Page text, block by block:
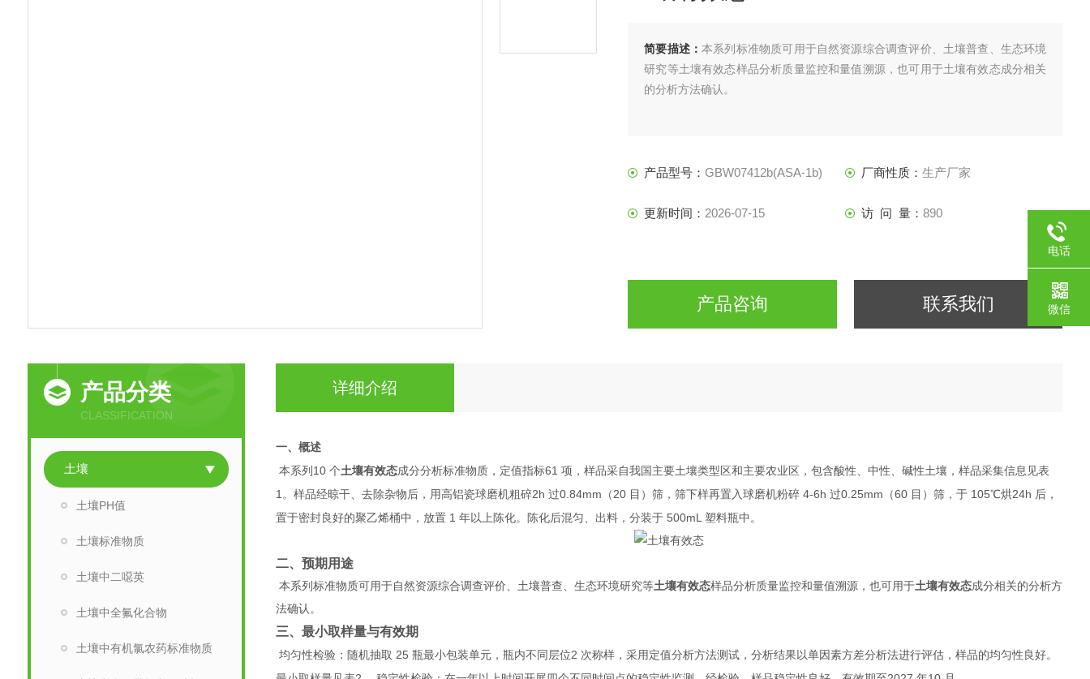
简要描述：本系列标准物质可用于自然资源综合调查评价、土壤普查、生态环境
研究等土壤有效态样品分析质量监控和量值溯源，也可用于土壤有效态成分相关
的分析方法确认。
产品型号：GBW07412b(ASA-1b) 厂商性质：生产厂家
更新时间： 2026-07-15 访 问 量：890
产品咨询 联系我们
产品分类
CLASSIFICATION
土壤
土壤PH值
土壤标准物质
土壤中二噁英
土壤中全氟化合物
土壤中有机氯农药标准物质
详细介绍
一、概述
本系列 10个土壤有效态成分分析标准物质，定值指标61项，样品采自我国主要土壤类型区和主要农业区，包含酸性、中性、碱性土壤，样品采集信息见表
1 。样品经晾干、去除杂物后，用高铝瓷球磨机粗碎2h过0.84mm （20 目）筛，筛下样再置入球磨机粉碎4-6h过0.25mm （60 目）筛，于 105℃烘24h 后，
置于密封良好的聚乙烯桶中，放置 1年以上陈化。陈化后混匀、出料，分装于500mL 塑料瓶中。
二、预期用途
本系列标准物质可用于自然资源综合调查评价、土壤普查、生态环境研究等土壤有效态样品分析质量监控和量值溯源，也可用于土壤有效态成分相关的分析方
法确认。
三、最小取样量与有效期
均匀性检验：随机抽取25瓶最小包装单元，瓶内不同层位2 次称样，采用定值分析方法测试，分析结果以单因素方差分析法进行评估，样品的均匀性良好。
电话
微信